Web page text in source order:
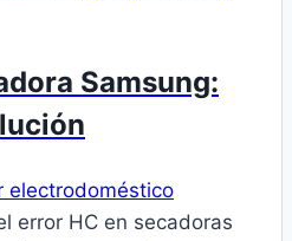
Samsung:
electrodoméstico
error HC en secadoras